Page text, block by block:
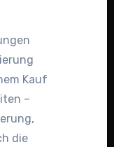
Kauf
–
die